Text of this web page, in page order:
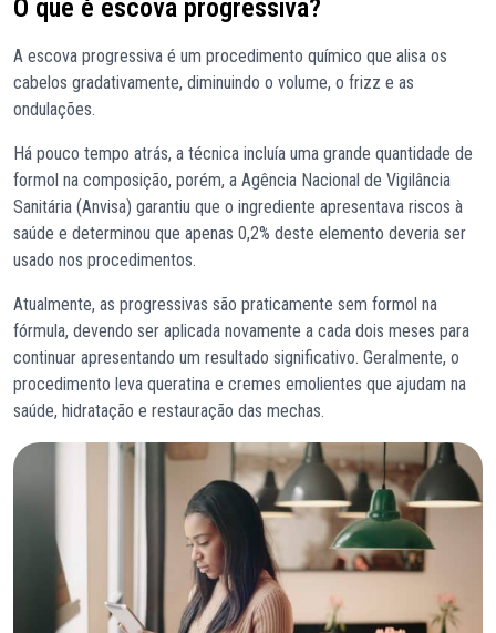
O que é escova progressiva?
A escova progressiva é um procedimento químico que alisa os
cabelos gradativamente, diminuindo o volume, o frizz e as
ondulações.
Há pouco tempo atrás, a técnica incluía uma grande quantidade de
formol na composição, porém, a Agência Nacional de Vigilância
Sanitária (Anvisa) garantiu que o ingrediente apresentava riscos à
saúde e determinou que apenas 0,2% deste elemento deveria ser
usado nos procedimentos.
Atualmente, as progressivas são praticamente sem formol na
fórmula, devendo ser aplicada novamente a cada dois meses para
continuar apresentando um resultado significativo. Geralmente, o
procedimento leva queratina e cremes emolientes que ajudam na
saúde, hidratação e restauração das mechas.